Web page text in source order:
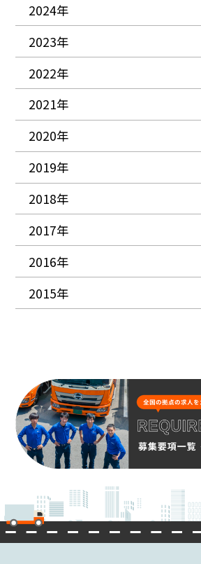
2024年
2023年
2022年
2021年
2020年
2019年
2018年
2017年
2016年
2015年